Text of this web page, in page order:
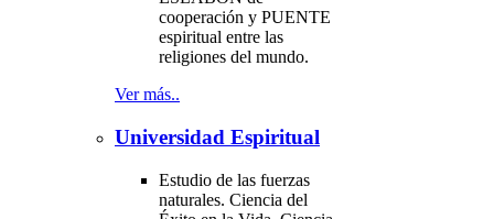
cooperación y PUENTE
espiritual entre las
religiones del mundo.
Ver más..
Universidad Espiritual
Estudio de las fuerzas
naturales. Ciencia del